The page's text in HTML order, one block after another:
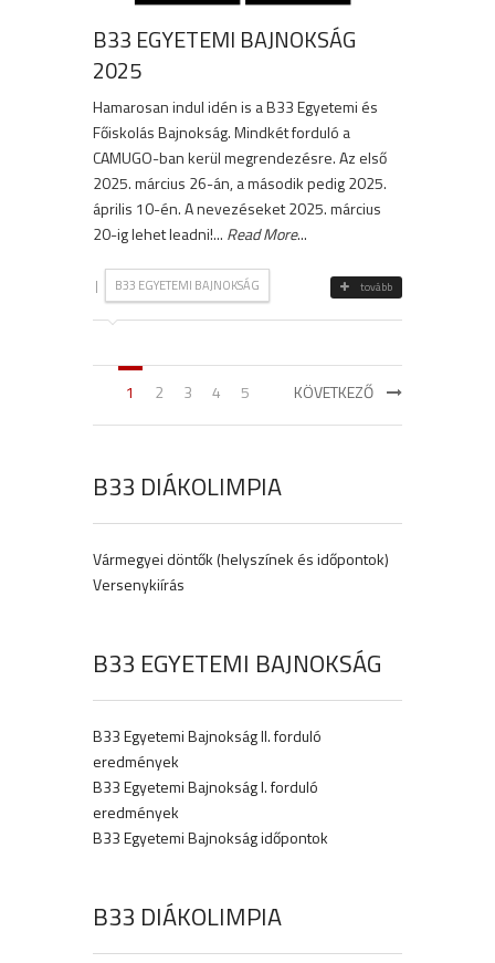
B33 EGYETEMI BAJNOKSÁG
2025
Hamarosan indul idén is a B33 Egyetemi és
Főiskolás Bajnokság. Mindkét forduló a
CAMUGO-ban kerül megrendezésre. Az első
2025. március 26-án, a második pedig 2025.
április 10-én. A nevezéseket 2025. március
20-ig lehet leadni!... Read More...
| B33 EGYETEMI BAJNOKSÁG tovább
1 2 3 4 5 KÖVETKEZŐ
B33 DIÁKOLIMPIA
Vármegyei döntők (helyszínek és időpontok)
Versenykiírás
B33 EGYETEMI BAJNOKSÁG
B33 Egyetemi Bajnokság II. forduló
eredmények
B33 Egyetemi Bajnokság I. forduló
eredmények
B33 Egyetemi Bajnokság időpontok
B33 DIÁKOLIMPIA